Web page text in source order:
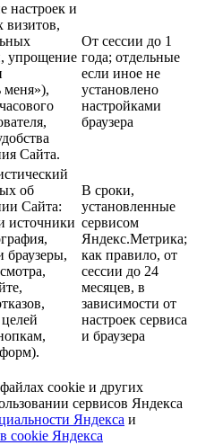
настроек и
упрощение
меня»),
Сайта.
От сессии до 1
года; отдельные
если иное не
установлено
настройками
браузера
об
Сайта:
источники
браузеры,
В сроки,
установленные
сервисом
Яндекс.Метрика;
как правило, от
сессии до 24
месяцев, в
зависимости от
настроек сервиса
и браузера
cookie и других
сервисов Яндекса
Яндекса и
cookie Яндекса